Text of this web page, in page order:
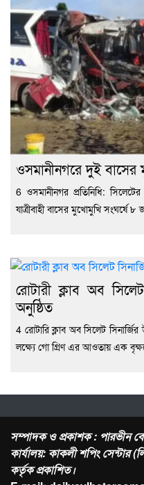
ওসমানীনগরে দুই
6 ওসমানীনগর প্রতিনিধি:
যাত্রীবাহী বাসের মুখোমুখি
রোটারী ক্লাব অব
অনুষ্ঠিত
4 রোটারি ক্লাব অব সিলেট
লক্ষ্যে গো গ্রিণ এর আওতায় এক
সম্পাদক ও প্রকাশক : পারভীন
কার্যালয়: কাকলী শপিং সেন্টার
কর্তৃক প্রকাশিত।